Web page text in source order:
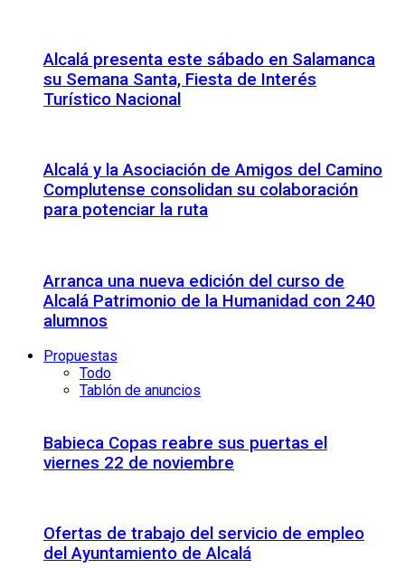
Alcalá presenta este sábado en Salamanca
su Semana Santa, Fiesta de Interés
Turístico Nacional
Alcalá y la Asociación de Amigos del Camino
Complutense consolidan su colaboración
para potenciar la ruta
Arranca una nueva edición del curso de
Alcalá Patrimonio de la Humanidad con 240
alumnos
Propuestas
Todo
Tablón de anuncios
Babieca Copas reabre sus puertas el
viernes 22 de noviembre
Ofertas de trabajo del servicio de empleo
del Ayuntamiento de Alcalá